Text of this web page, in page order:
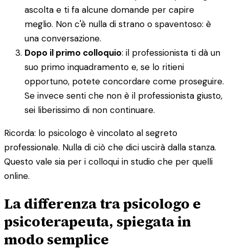
ascolta e ti fa alcune domande per capire
meglio. Non c'è nulla di strano o spaventoso: è
una conversazione.
Dopo il primo colloquio: il professionista ti dà un
suo primo inquadramento e, se lo ritieni
opportuno, potete concordare come proseguire.
Se invece senti che non è il professionista giusto,
sei liberissimo di non continuare.
Ricorda: lo psicologo è vincolato al segreto
professionale. Nulla di ciò che dici uscirà dalla stanza.
Questo vale sia per i colloqui in studio che per quelli
online.
La differenza tra psicologo e
psicoterapeuta, spiegata in
modo semplice